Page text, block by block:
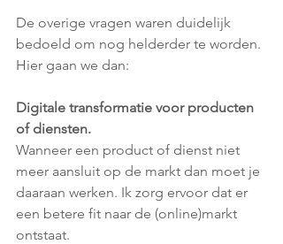
De overige vragen waren duidelijk
bedoeld om nog helderder te worden.
Hier gaan we dan:
Digitale transformatie voor producten
of diensten.
Wanneer een product of dienst niet
meer aansluit op de markt dan moet je
daaraan werken. Ik zorg ervoor dat er
een betere fit naar de (online)markt
ontstaat.